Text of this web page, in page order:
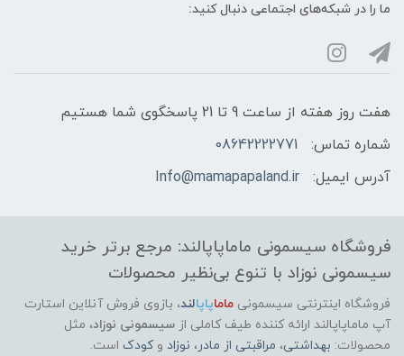
ما را در شبکه‌های اجتماعی دنبال کنید:
هفت روز هفته از ساعت 9 تا 21 پاسخگوی شما هستیم
شماره تماس:
08642222771
آدرس ایمیل:
Info@mamapapaland.ir
فروشگاه سیسمونی ماماپاپالند: مرجع برتر خرید
سیسمونی نوزاد با تنوع بی‌نظیر محصولات
فروشگاه اینترنتی سیسمونی ماماپاپالند، بازوی فروش آنلاین استارت
آپ ماماپاپالند ارائه کننده طیف کاملی از سیسمونی نوزاد، مثل
محصولات: بهداشتی، مراقبتی از مادر، نوزاد وکودک است.